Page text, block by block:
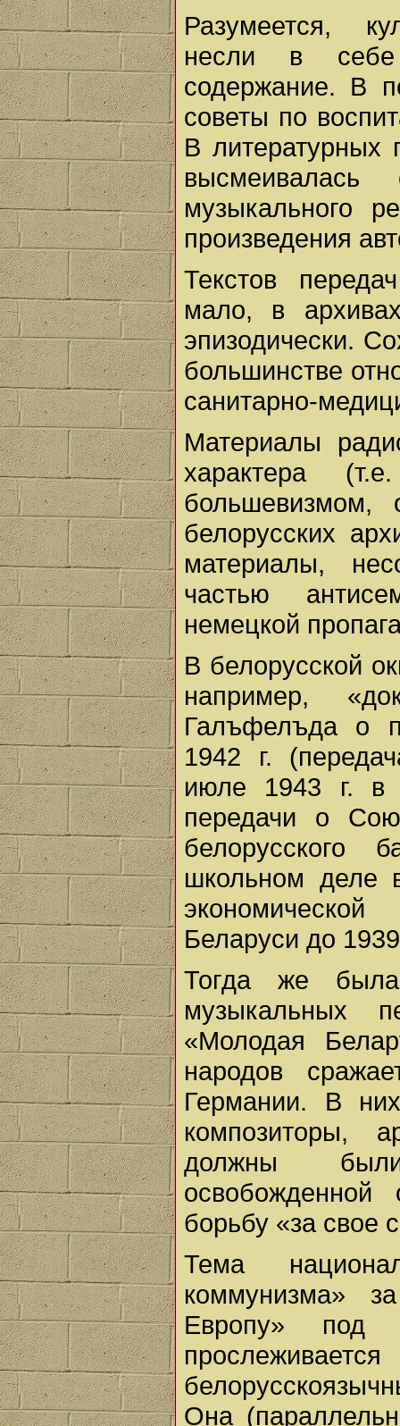
Разумеется,
несли в себе
содержание. В
советы по
В литературных
высмеивалась
музыкального
произведения
Текстов
мало, в
эпизодически.
большинстве
санитарно-
Материалы
характера
большевизмом,
белорусских
материалы,
частью
немецкой
В белорусской
например,
Галъфелъда о
1942 г.
июле 1943 г. в
передачи о
белорусского
школьном деле
Беларуси до
Тогда же была
музыкальных
«Молодая
народов
Германии. В
композиторы,
должны были
борьбу «за свое
Тема
коммунизма»
Европу» под
Она